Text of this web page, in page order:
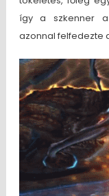
így a szkenner
azonnal felfedezte